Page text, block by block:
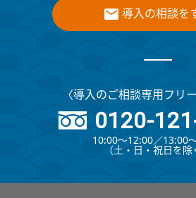
導入の相談を
〈導入のご相談専用フリ
0120-
10:00～12:00∕13:00
（⼟・⽇・祝⽇を除